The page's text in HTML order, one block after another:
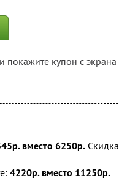
и покажите купон с экрана
вместо 6250р. Скидка
4220р. вместо 11250р.